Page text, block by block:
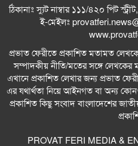
ঠিকানাঃ স্যুট নাম্বার ১১১/৪২০ পিট
ই-মেইলঃ
প্রভাত ফেরীতে প্রকাশিত মতামত
সম্পাদকীয় নীতি/মতের সঙ্গে
এখানে প্রকাশিত লেখার জন্য প্রভাত
এর যথার্থতা নিয়ে আইনগত বা অন্য
প্রকাশিত কিছু সংবাদ বাংলাদেশের
PROVAT FERI MEDIA &